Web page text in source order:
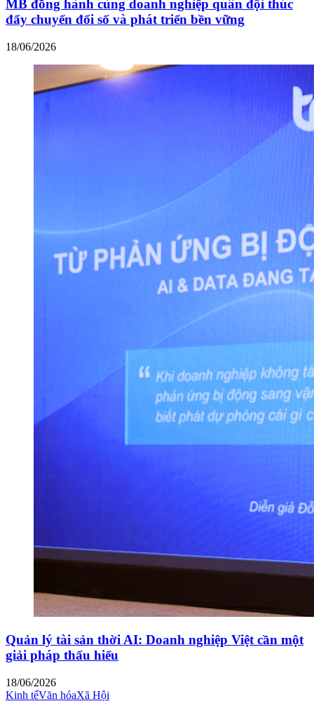
MB đồng hành cùng doanh nghiệp quân đội thúc
đẩy chuyển đổi số và phát triển bền vững
18/06/2026
Quản lý tài sản thời AI: Doanh nghiệp Việt cần một
giải pháp thấu hiểu
18/06/2026
Kinh tếVăn hóaXã Hội